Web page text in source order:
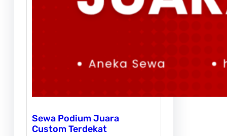
Sewa Podium Juara
Custom Terdekat